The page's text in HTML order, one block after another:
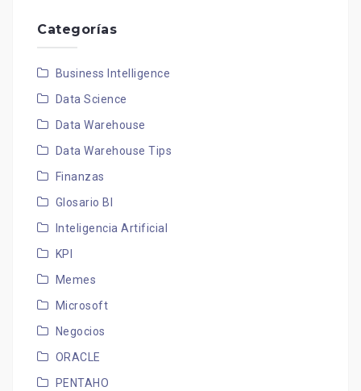
Categorías
Business Intelligence
Data Science
Data Warehouse
Data Warehouse Tips
Finanzas
Glosario BI
Inteligencia Artificial
KPI
Memes
Microsoft
Negocios
ORACLE
PENTAHO